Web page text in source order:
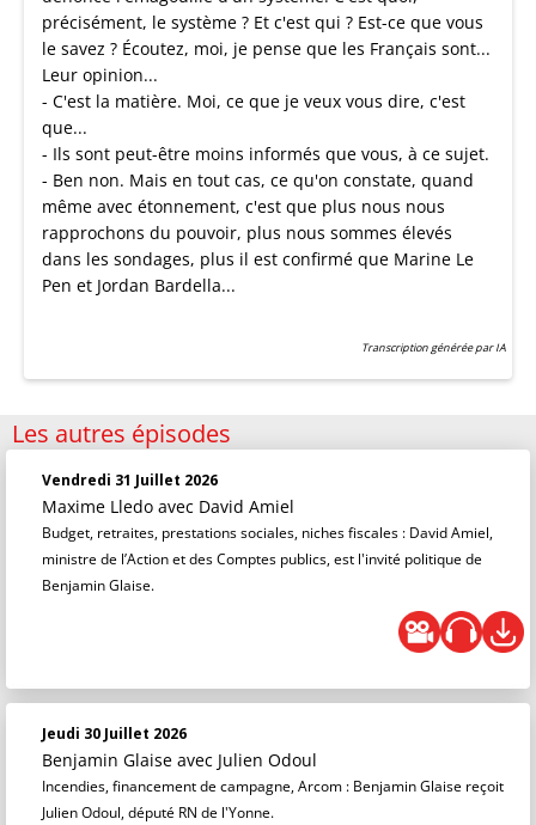
précisément, le système ? Et c'est qui ? Est-ce que vous
le savez ? Écoutez, moi, je pense que les Français sont...
Leur opinion...
- C'est la matière. Moi, ce que je veux vous dire, c'est
que...
- Ils sont peut-être moins informés que vous, à ce sujet.
- Ben non. Mais en tout cas, ce qu'on constate, quand
même avec étonnement, c'est que plus nous nous
rapprochons du pouvoir, plus nous sommes élevés
dans les sondages, plus il est confirmé que Marine Le
Pen et Jordan Bardella...
Transcription générée par IA
Les autres épisodes
Vendredi 31 Juillet 2026
Maxime Lledo avec David Amiel
Budget, retraites, prestations sociales, niches fiscales : David Amiel,
ministre de l’Action et des Comptes publics, est l'invité politique de
Benjamin Glaise.
Jeudi 30 Juillet 2026
Benjamin Glaise avec Julien Odoul
Incendies, financement de campagne, Arcom : Benjamin Glaise reçoit
Julien Odoul, député RN de l'Yonne.